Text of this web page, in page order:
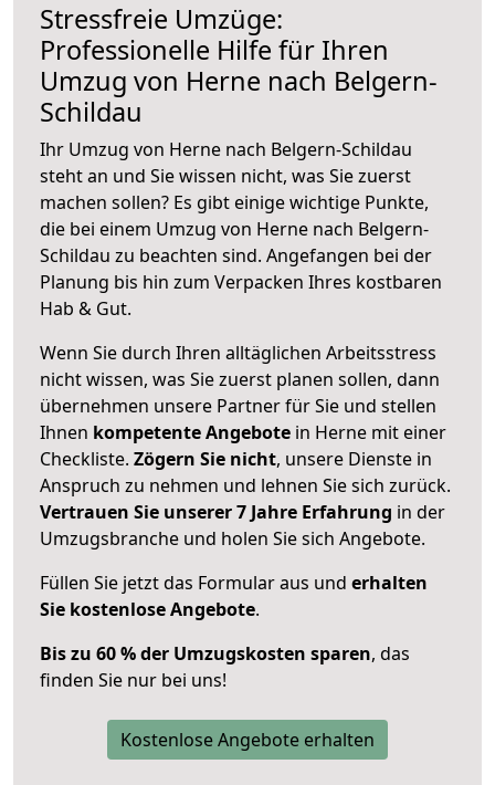
Stressfreie Umzüge:
Professionelle Hilfe für Ihren
Umzug von Herne nach Belgern-
Schildau
Ihr Umzug von Herne nach Belgern-Schildau
steht an und Sie wissen nicht, was Sie zuerst
machen sollen? Es gibt einige wichtige Punkte,
die bei einem Umzug von Herne nach Belgern-
Schildau zu beachten sind. Angefangen bei der
Planung bis hin zum Verpacken Ihres kostbaren
Hab & Gut.
Wenn Sie durch Ihren alltäglichen Arbeitsstress
nicht wissen, was Sie zuerst planen sollen, dann
übernehmen unsere Partner für Sie und stellen
Ihnen kompetente Angebote in Herne mit einer
Checkliste. Zögern Sie nicht, unsere Dienste in
Anspruch zu nehmen und lehnen Sie sich zurück.
Vertrauen Sie unserer 7 Jahre Erfahrung in der
Umzugsbranche und holen Sie sich Angebote.
Füllen Sie jetzt das Formular aus und erhalten
Sie kostenlose Angebote.
Bis zu 60 % der Umzugskosten sparen, das
finden Sie nur bei uns!
Kostenlose Angebote erhalten